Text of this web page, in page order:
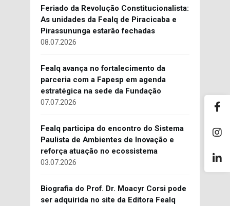
Feriado da Revolução Constitucionalista:
As unidades da Fealq de Piracicaba e
Pirassununga estarão fechadas
08.07.2026
Fealq avança no fortalecimento da
parceria com a Fapesp em agenda
estratégica na sede da Fundação
07.07.2026
Fealq participa do encontro do Sistema
Paulista de Ambientes de Inovação e
reforça atuação no ecossistema
03.07.2026
Biografia do Prof. Dr. Moacyr Corsi pode
ser adquirida no site da Editora Fealq